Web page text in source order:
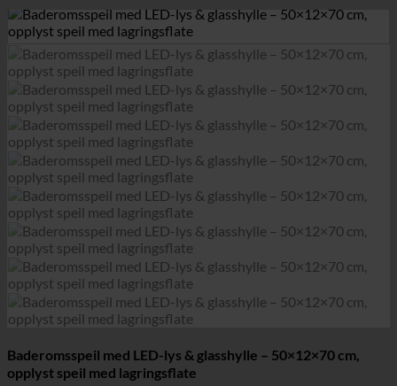
Baderomsspeil med LED-lys & glasshylle – 50×12×70 cm,
opplyst speil med lagringsflate